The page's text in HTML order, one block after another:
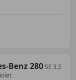
Benz 280SE 3.5